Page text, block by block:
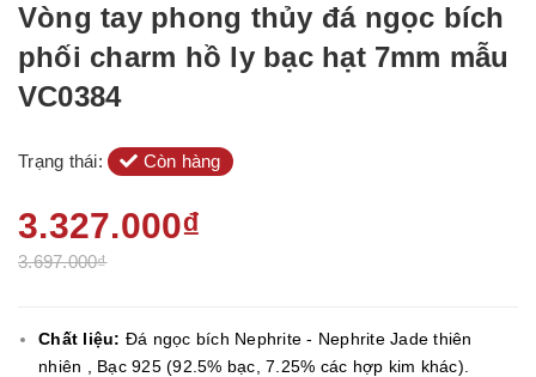
Vòng tay phong thủy đá ngọc bích
phối charm hồ ly bạc hạt 7mm mẫu
VC0384
Trạng thái: Còn hàng
3.327.000₫
3.697.000₫
Chất liệu: Đá ngọc bích Nephrite - Nephrite Jade thiên
nhiên , Bạc 925 (92.5% bạc, 7.25% các hợp kim khác).